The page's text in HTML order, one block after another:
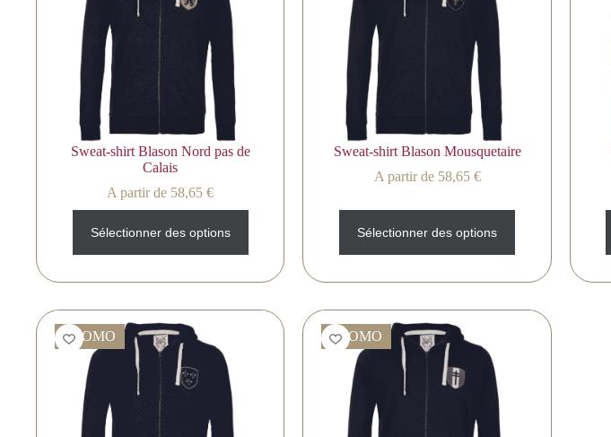
Sweat-shirt Blason Nord pas de
Calais
A partir de 58,65€
Sélectionner des options
Sweat-shirt Blason Mousquetaire
A partir de 58,65 €
Sélectionner des options
PROMO PROMO